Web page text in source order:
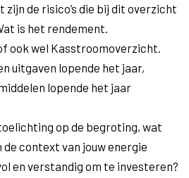
zijn de risico’s die bij dit overzicht
is het rendement.
ook wel Kasstroomoverzicht.
uitgaven lopende het jaar,
lopende het jaar
op de begroting, wat
context van jouw energie
en verstandig om te investeren?